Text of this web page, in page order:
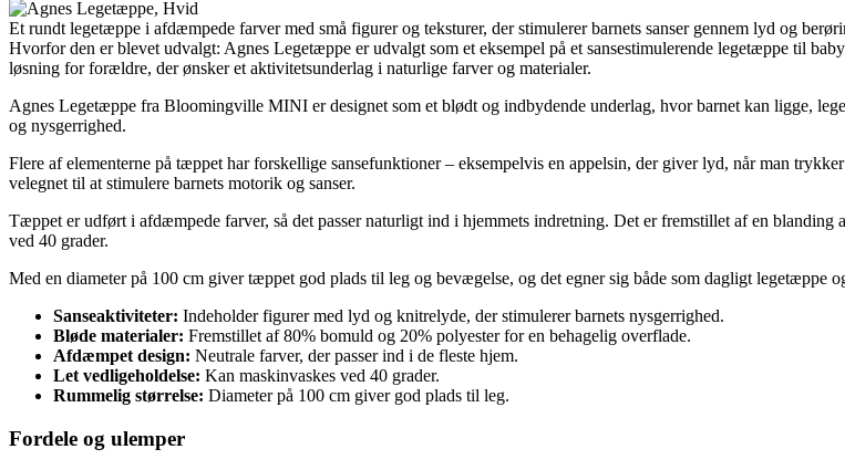
Et rundt legetæppe i afdæmpede farver med små figurer og teksturer, der stimulerer barnets sanser gennem lyd og
Hvorfor den er blevet udvalgt: Agnes Legetæppe er udvalgt som et eksempel på et sansestimulerende legetæppe til
løsning for forældre, der ønsker et aktivitetsunderlag i naturlige farver og materialer.
Agnes Legetæppe fra Bloomingville MINI er designet som et blødt og indbydende underlag, hvor barnet kan ligge,
og nysgerrighed.
Flere af elementerne på tæppet har forskellige sansefunktioner – eksempelvis en appelsin, der giver lyd, når man
velegnet til at stimulere barnets motorik og sanser.
Tæppet er udført i afdæmpede farver, så det passer naturligt ind i hjemmets indretning. Det er fremstillet af en
ved 40 grader.
Med en diameter på 100 cm giver tæppet god plads til leg og bevægelse, og det egner sig både som dagligt legetæppe
Sanseaktiviteter: Indeholder figurer med lyd og knitrelyde, der stimulerer barnets nysgerrighed.
Bløde materialer: Fremstillet af 80% bomuld og 20% polyester for en behagelig overflade.
Afdæmpet design: Neutrale farver, der passer ind i de fleste hjem.
Let vedligeholdelse: Kan maskinvaskes ved 40 grader.
Rummelig størrelse: Diameter på 100 cm giver god plads til leg.
Fordele og ulemper